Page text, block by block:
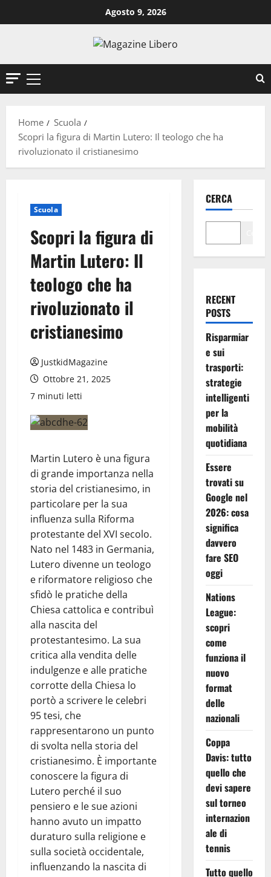
al
Agosto 9, 2026
Menu
Home
Scuola
Scopri la figura di Martin Lutero: Il teologo che ha
rivoluzionato il cristianesimo
Scuola
Scopri la figura di
Martin Lutero: Il
teologo che ha
rivoluzionato il
cristianesimo
JustkidMagazine
Ottobre 21, 2025
7 minuti letti
Martin Lutero è una figura
di grande importanza nella
storia del cristianesimo, in
particolare per la sua
influenza sulla Riforma
protestante del XVI secolo.
Nato nel 1483 in Germania,
Lutero divenne un teologo
e riformatore religioso che
sfidò le pratiche della
Chiesa cattolica e contribuì
alla nascita del
protestantesimo. La sua
critica alla vendita delle
indulgenze e alle pratiche
corrotte della Chiesa lo
portò a scrivere le celebri
95 tesi, che
rappresentarono un punto
di svolta nella storia del
cristianesimo. È importante
conoscere la figura di
Lutero perché il suo
pensiero e le sue azioni
hanno avuto un impatto
duraturo sulla religione e
sulla società occidentale,
influenzando la nascita di
CERCA
RECENT
POSTS
Risparmiar
e sui
trasporti:
strategie
intelligenti
per la
mobilità
quotidiana
Essere
trovati su
Google nel
2026: cosa
significa
davvero
fare SEO
oggi
Nations
League:
scopri
come
funziona il
nuovo
format
delle
nazionali
Coppa
Davis: tutto
quello che
devi sapere
sul torneo
internazion
ale di
tennis
Tutto quello